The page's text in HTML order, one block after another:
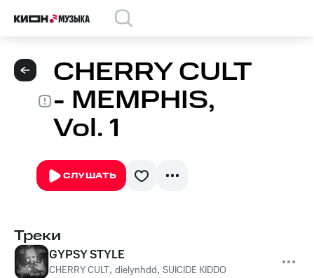
CHERRY CULT
- MEMPHIS,
Vol. 1
СЛУШАТЬ
Треки
GYPSY STYLE
CHERRY CULT, dielynhdd, SUICIDE KIDDO